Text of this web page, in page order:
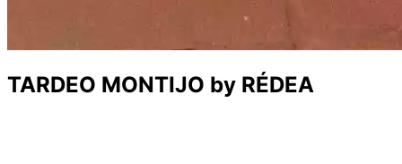
TARDEO MONTIJO by RÉDEA